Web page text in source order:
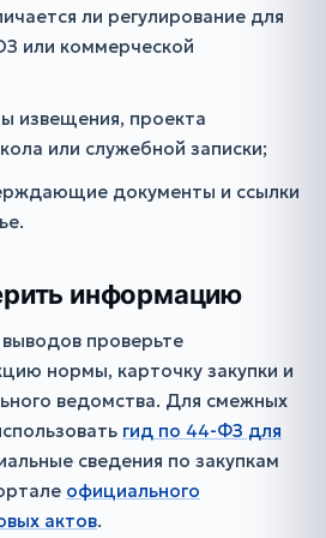
ли регулирование для
или коммерческой
извещения, проекта
или служебной записки;
документы и ссылки
информацию
проверьте
нормы, карточку закупки и
ведомства. Для смежных
гид по 44-ФЗ для
сведения по закупкам
официального
актов.